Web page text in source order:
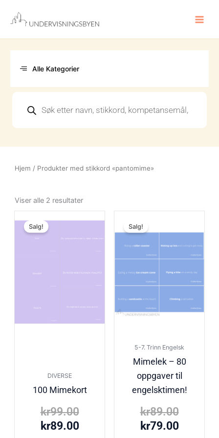
innholdet
Alle Kategorier
search
Hjem / Produkter med stikkord «pantomime»
Viser alle 2 resultateretter
Salg!
DIVERSE
100 Mimekort
kr99.00
Opprinnelig
kr99.00.
kr89.00
Nåværende
kr89.00.
Salg!
5-7. Trinn Engelsk
Mimelek – 80
oppgaver til
engelsktimen!
kr89.00
pris
var:
kr79.00
pris
er: